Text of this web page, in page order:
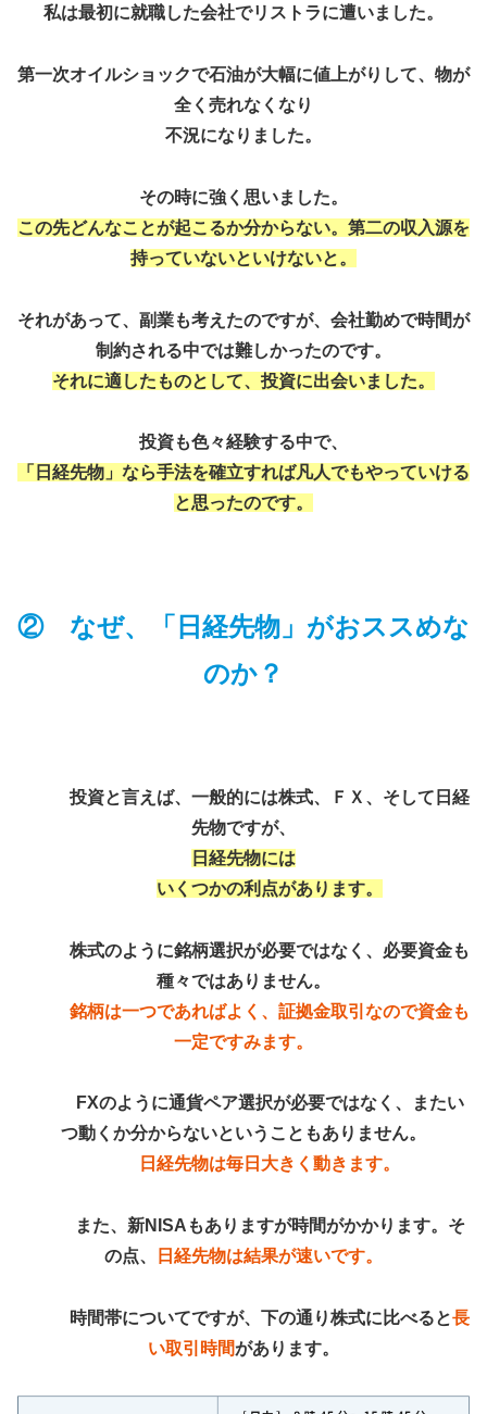
私は最初に就職した会社でリストラに遭いました。
第一次オイルショックで石油が大幅に値上がりして、物が
全く売れなくなり
不況になりました。
その時に強く思いました。
この先どんなことが起こるか分からない。第二の収入源を
持っていないといけないと。
それがあって、副業も考えたのですが、会社勤めで時間が
制約される中では難しかったのです。
それに適したものとして、投資に出会いました。
投資も色々経験する中で、
「日経先物」なら手法を確立すれば凡人でもやっていける
と思ったのです。
② なぜ、「日経先物」がおススめな
のか？
投資と言えば、一般的には株式、ＦＸ、そして日経
先物ですが、
日経先物には
いくつかの利点があります。
株式のように銘柄選択が必要ではなく、必要資金も
種々ではありません。
銘柄は一つであればよく、証拠金取引なので資金も
一定ですみます。
FXのように通貨ペア選択が必要ではなく、またい
つ動くか分からないということもありません。
日経先物は毎日大きく動きます。
また、新NISAもありますが時間がかかります。そ
の点、
日経先物は結果が速いです。
時間帯についてですが、下の通り株式に比べると長
い取引時間があります。